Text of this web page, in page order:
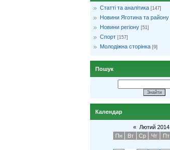
Статті та аналітика [147]
Новини Яготина та району
Новини регіону [51]
Спорт [157]
Молодіжна сторінка [9]
Пошук
Календар
« Лютий 2014
Пн
Вт Ср Чт Пт